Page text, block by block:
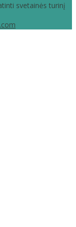
svetainės turinį